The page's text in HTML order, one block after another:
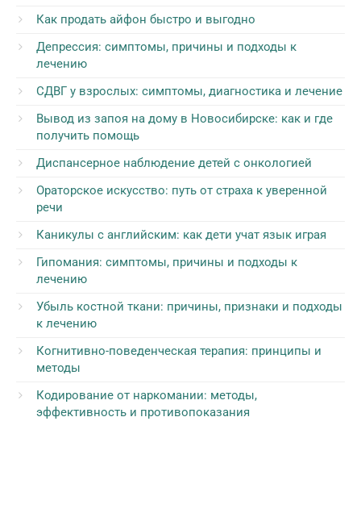
Как продать айфон быстро и выгодно
Депрессия: симптомы, причины и подходы к
лечению
СДВГ у взрослых: симптомы, диагностика и лечение
Вывод из запоя на дому в Новосибирске: как и где
получить помощь
Диспансерное наблюдение детей с онкологией
Ораторское искусство: путь от страха к уверенной
речи
Каникулы с английским: как дети учат язык играя
Гипомания: симптомы, причины и подходы к
лечению
Убыль костной ткани: причины, признаки и подходы
к лечению
Когнитивно-поведенческая терапия: принципы и
методы
Кодирование от наркомании: методы,
эффективность и противопоказания